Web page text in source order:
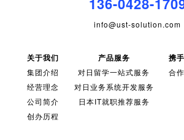
info@ust-solution.com
关于我们
集团介绍
经营理念
公司简介
创办历程
产品服务
对日留学一站式服务
对日业务系统开发服务
日本IT就职推荐服务
携
合